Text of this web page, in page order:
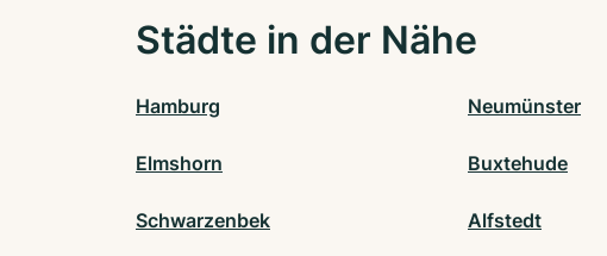
Städte in der Nähe
Hamburg Neumünster
Elmshorn Buxtehude
Schwarzenbek Alfstedt